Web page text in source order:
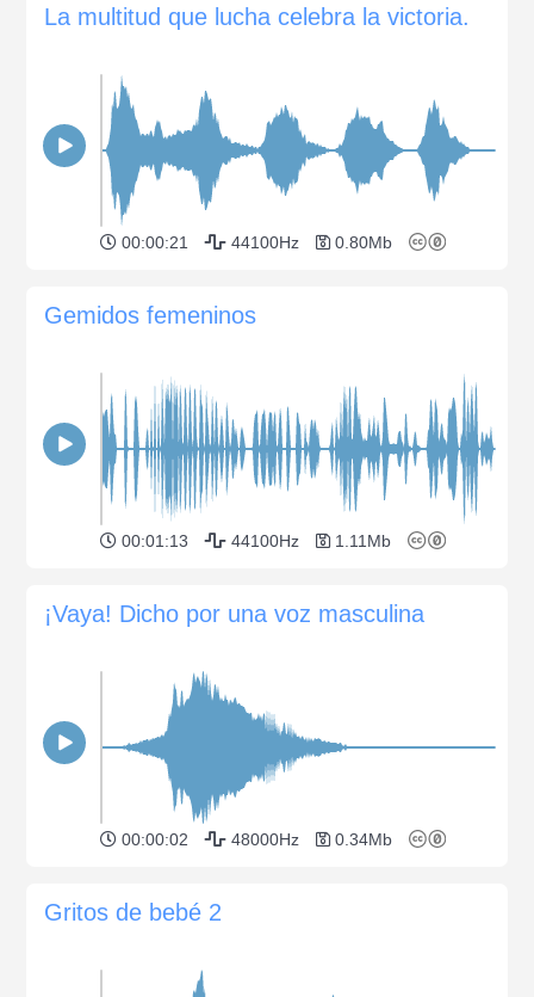
La multitud que lucha celebra la victoria.
00:00:21 44100Hz 0.80Mb
Gemidos femeninos
00:01:13 44100Hz 1.11Mb
¡Vaya! Dicho por una voz masculina
00:00:02 48000Hz 0.34Mb
Gritos de bebé 2